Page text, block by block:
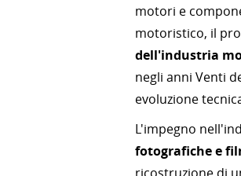
motori e
motoristico, il
dell'industria
negli anni Venti
evoluzione
L'impegno
fotografiche e